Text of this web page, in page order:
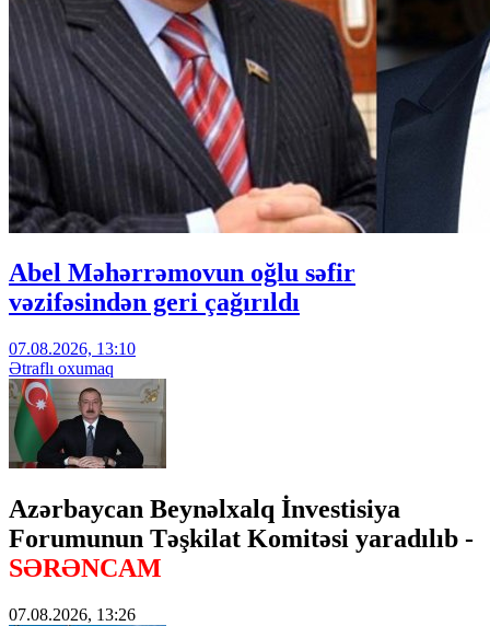
Abel Məhərrəmovun oğlu səfir
vəzifəsindən geri çağırıldı
07.08.2026, 13:10
Ətraflı oxumaq
Azərbaycan Beynəlxalq İnvestisiya
Forumunun Təşkilat Komitəsi yaradılıb -
SƏRƏNCAM
07.08.2026, 13:26